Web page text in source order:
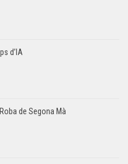
d’IA
de Segona Mà